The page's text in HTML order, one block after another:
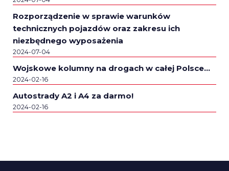
Rozporządzenie w sprawie warunków
technicznych pojazdów oraz zakresu ich
niezbędnego wyposażenia
2024-07-04
Wojskowe kolumny na drogach w całej Polsce…
2024-02-16
Autostrady A2 i A4 za darmo!
2024-02-16